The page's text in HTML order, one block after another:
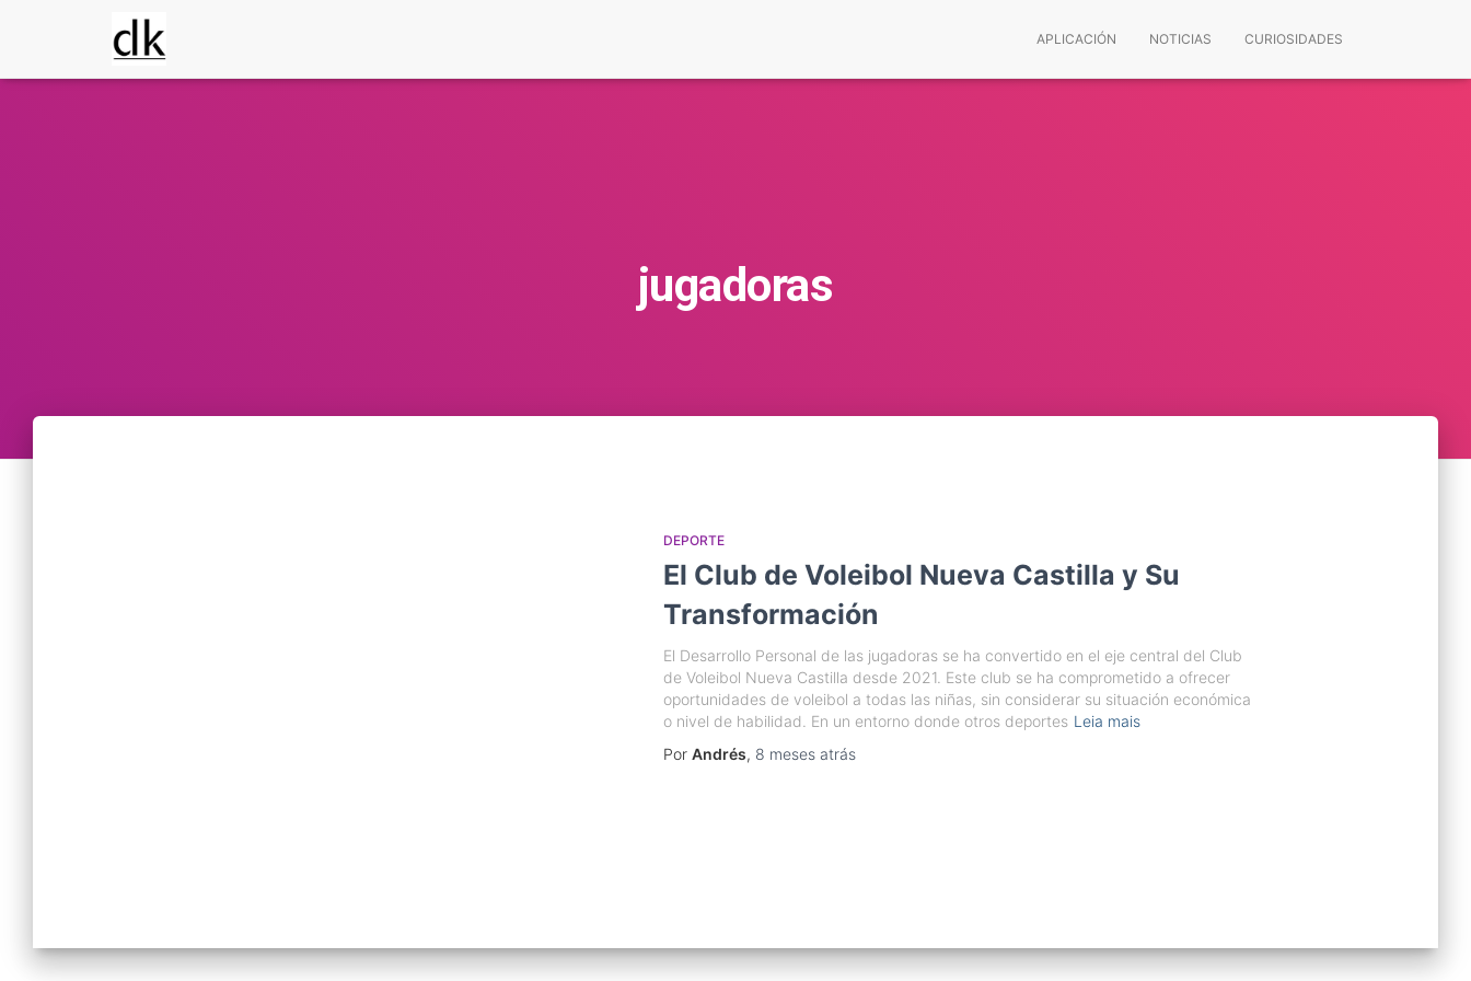
APLICACIÓN NOTICIAS CURIOSIDADES
jugadoras
DEPORTE
El Club de Voleibol Nueva Castilla y Su
Transformación
El Desarrollo Personal de las jugadoras se ha convertido en el eje central del Club
de Voleibol Nueva Castilla desde 2021. Este club se ha comprometido a ofrecer
oportunidades de voleibol a todas las niñas, sin considerar su situación económica
o nivel de habilidad. En un entorno donde otros deportes Leia mais
Por Andrés, 8 mesesatrás